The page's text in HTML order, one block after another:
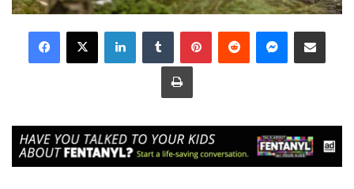
LinkedInTumblr PinterestReddit Messenger
Share via Email
Print